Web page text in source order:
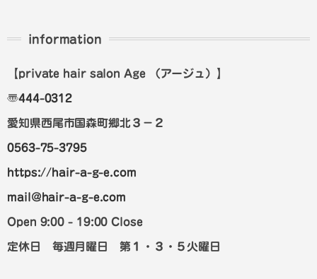
information
【private hair salon Age （アージュ） 】
〠444-0312
愛知県西尾市国森町郷北３－２
0563-75-3795
https://hair-a-g-e.com
mail@hair-a-g-e.com
Open 9:00 - 19:00 Close
定休日 毎週月曜日 第１・３・５火曜日